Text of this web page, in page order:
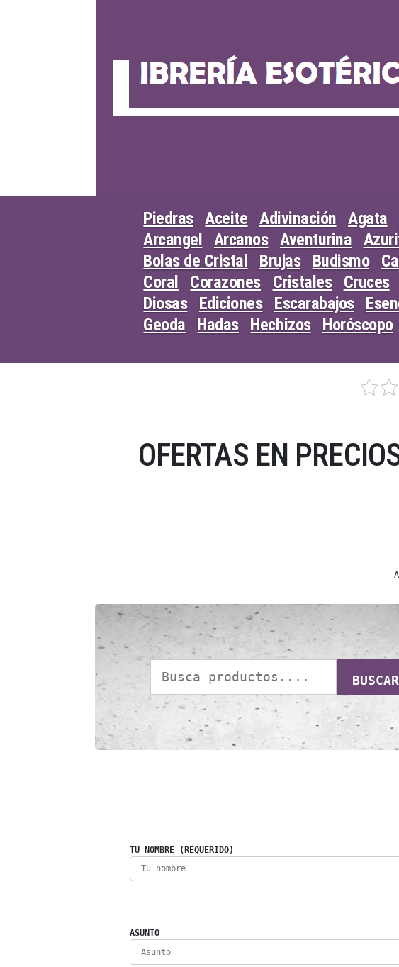
Piedras Aceite Adivinación Agata
Arcangel
Arcanos Aventurina
Bolas de Cristal
Brujas Budismo
Coral
Corazones Cristales Cruces
Diosas
Ediciones Escarabajos
Geoda
Hadas Hechizos Horóscopo
OFERTAS EN
BUSCAR
TU NOMBRE (REQUERIDO)
ASUNTO